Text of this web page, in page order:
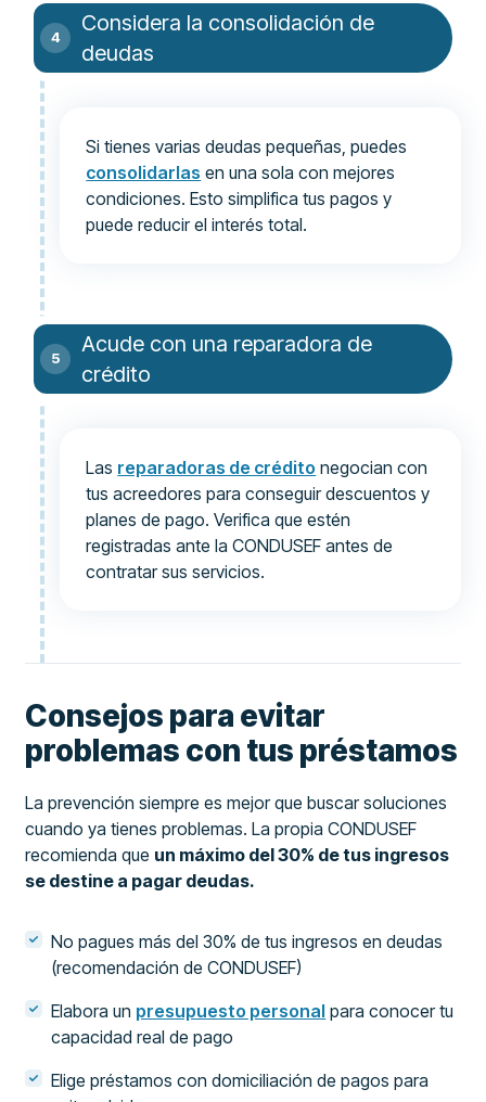
Considera la consolidación de
deudas
Si tienes varias deudas pequeñas, puedes
consolidarlas en una sola con mejores
condiciones. Esto simplifica tus pagos y
puede reducir el interés total.
Acude con una reparadora de
crédito
Las reparadoras de crédito negocian con
tus acreedores para conseguir descuentos y
planes de pago. Verifica que estén
registradas ante la CONDUSEF antes de
contratar sus servicios.
Consejos para evitar
problemas con tus préstamos
La prevención siempre es mejor que buscar soluciones
cuando ya tienes problemas. La propia CONDUSEF
recomienda que un máximo del 30% de tus ingresos
se destine a pagar deudas.
No pagues más del 30% de tus ingresos en deudas
(recomendación de CONDUSEF)
Elabora un presupuesto personal para conocer tu
capacidad real de pago
Elige préstamos con domiciliación de pagos para